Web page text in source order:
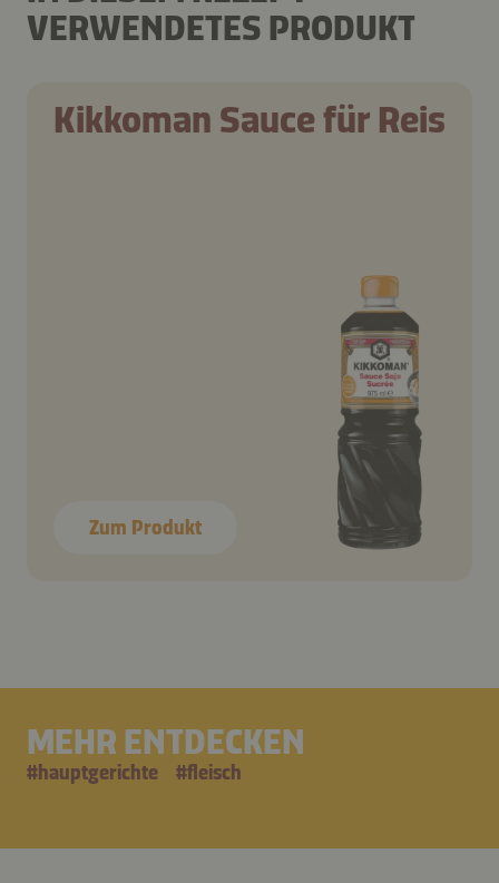
VERWENDETES PRODUKT
Kikkoman Sauce für Reis
Zum Produkt
MEHR ENTDECKEN
#hauptgerichte #fleisch